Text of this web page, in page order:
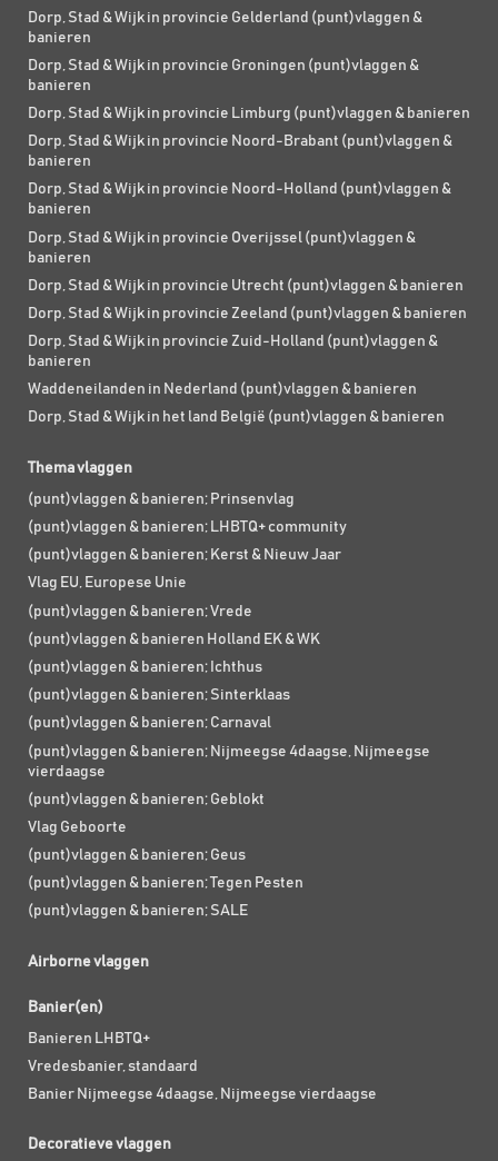
Dorp, Stad & Wijk in provincie Gelderland (punt)vlaggen &
banieren
Dorp, Stad & Wijk in provincie Groningen (punt)vlaggen &
banieren
Dorp, Stad & Wijk in provincie Limburg (punt)vlaggen & banieren
Dorp, Stad & Wijk in provincie Noord-Brabant (punt)vlaggen &
banieren
Dorp, Stad & Wijk in provincie Noord-Holland (punt)vlaggen &
banieren
Dorp, Stad & Wijk in provincie Overijssel (punt)vlaggen &
banieren
Dorp, Stad & Wijk in provincie Utrecht (punt)vlaggen & banieren
Dorp, Stad & Wijk in provincie Zeeland (punt)vlaggen & banieren
Dorp, Stad & Wijk in provincie Zuid-Holland (punt)vlaggen &
banieren
Waddeneilanden in Nederland (punt)vlaggen & banieren
Dorp, Stad & Wijk in het land België (punt)vlaggen & banieren
Thema vlaggen
(punt)vlaggen & banieren; Prinsenvlag
(punt)vlaggen & banieren; LHBTQ+ community
(punt)vlaggen & banieren; Kerst & Nieuw Jaar
Vlag EU, Europese Unie
(punt)vlaggen & banieren; Vrede
(punt)vlaggen & banieren Holland EK & WK
(punt)vlaggen & banieren; Ichthus
(punt)vlaggen & banieren; Sinterklaas
(punt)vlaggen & banieren; Carnaval
(punt)vlaggen & banieren; Nijmeegse 4daagse, Nijmeegse
vierdaagse
(punt)vlaggen & banieren; Geblokt
Vlag Geboorte
(punt)vlaggen & banieren; Geus
(punt)vlaggen & banieren; Tegen Pesten
(punt)vlaggen & banieren; SALE
Airborne vlaggen
Banier(en)
Banieren LHBTQ+
Vredesbanier, standaard
Banier Nijmeegse 4daagse, Nijmeegse vierdaagse
Decoratieve vlaggen